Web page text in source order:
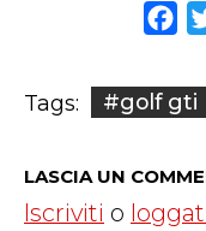
Tags: #golf gti
LASCIA UN
Iscriviti o